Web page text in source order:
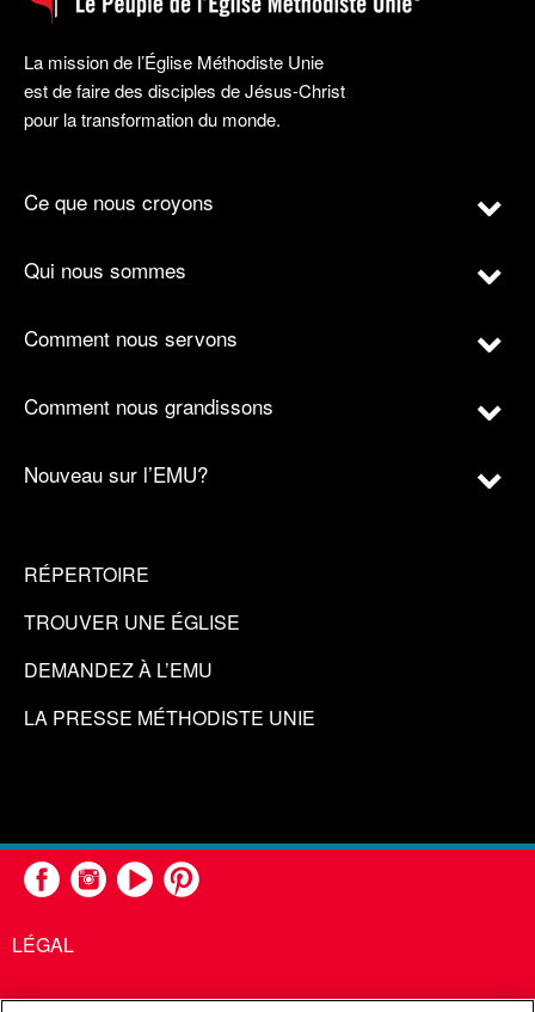
La mission de l’Église Méthodiste Unie
est de faire des disciples de Jésus-Christ
pour la transformation du monde.
Ce que nous croyons
Qui nous sommes
Comment nous servons
Comment nous grandissons
Nouveau sur l’EMU?
RÉPERTOIRE
TROUVER UNE ÉGLISE
DEMANDEZ À L’EMU
LA PRESSE MÉTHODISTE UNIE
LÉGAL